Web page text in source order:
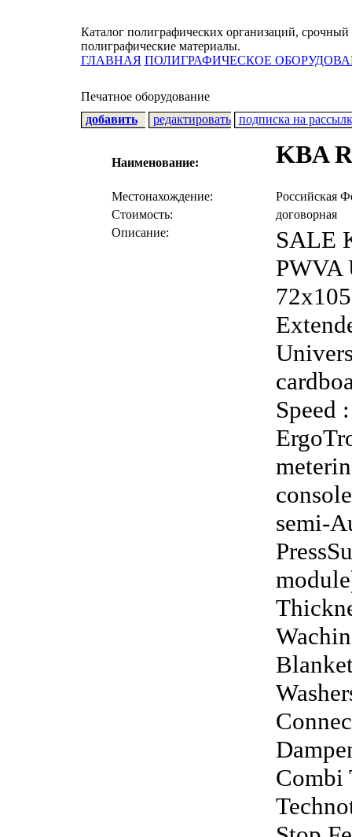
Каталог полиграфических организаций,
полиграфические материалы.
ГЛАВНАЯ ПОЛИГРАФИЧЕСКОЕ
Печатное оборудование
добавить
редактировать подписка на
Наименование: KBA
Местонахождение:
Российская
Стоимость:
договорная
Описание:
SALE
PWVA
Speed
semi-
Combi